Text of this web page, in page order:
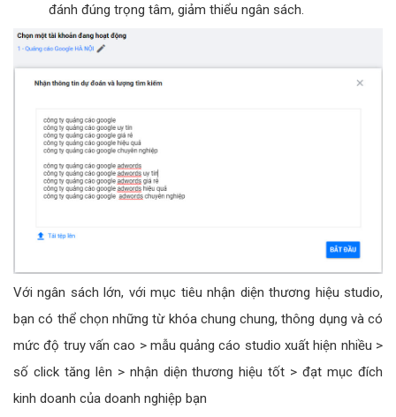
đánh đúng trọng tâm, giảm thiểu ngân sách.
Với ngân sách lớn, với mục tiêu nhận diện thương hiệu studio,
bạn có thể chọn những từ khóa chung chung, thông dụng và có
mức độ truy vấn cao > mẫu quảng cáo studio xuất hiện nhiều >
số click tăng lên > nhận diện thương hiệu tốt > đạt mục đích
kinh doanh của doanh nghiệp bạn